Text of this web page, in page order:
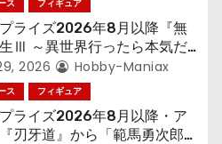
ス フィギュア
ライズ2026年8月以降『無
Ⅲ ～異世界行ったら本気だ
から「ロキシー」のフィギュ
場！
2026 Hobby-Maniax
ス フィギュア
ライズ2026年8月以降・ア
刃牙道』から「範馬勇次郎」